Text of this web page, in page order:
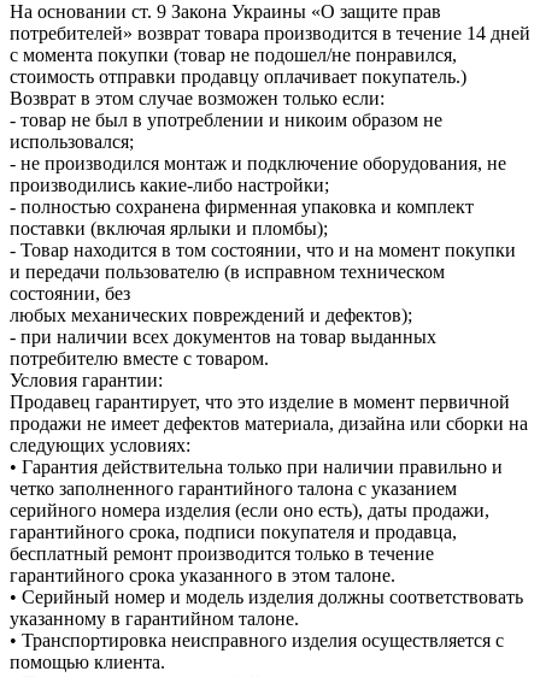
На основании ст. 9 Закона Украины «О защите прав
потребителей» возврат товара производится в течение 14 дней
с момента покупки (товар не подошел/не понравился,
стоимость отправки продавцу оплачивает покупатель.)
Возврат в этом случае возможен только если:
- товар не был в употреблении и никоим образом не
использовался;
- не производился монтаж и подключение оборудования, не
производились какие-либо настройки;
- полностью сохранена фирменная упаковка и комплект
поставки (включая ярлыки и пломбы);
- Товар находится в том состоянии, что и на момент покупки
и передачи пользователю (в исправном техническом
состоянии, без
любых механических повреждений и дефектов);
- при наличии всех документов на товар выданных
потребителю вместе с товаром.
Условия гарантии:
Продавец гарантирует, что это изделие в момент первичной
продажи не имеет дефектов материала, дизайна или сборки на
следующих условиях:
• Гарантия действительна только при наличии правильно и
четко заполненного гарантийного талона с указанием
серийного номера изделия (если оно есть), даты продажи,
гарантийного срока, подписи покупателя и продавца,
бесплатный ремонт производится только в течение
гарантийного срока указанного в этом талоне.
• Серийный номер и модель изделия должны соответствовать
указанному в гарантийном талоне.
• Транспортировка неисправного изделия осуществляется с
помощью клиента.